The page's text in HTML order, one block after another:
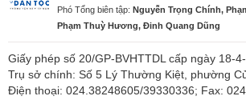
Phó Tổng biên tập: Nguyễn Trọng Chính,
Phạm Thuỳ Hương, Đinh Quang Dũng
Giấy phép số 20/GP-BVHTTDL cấp ngày 18-4-
Trụ sở chính: Số 5 Lý Thường Kiệt, phường
Điện thoại: 024.38248605/39330336; Fax: